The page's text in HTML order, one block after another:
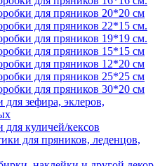
для пряников 20*20 см
для пряников 22*15 см.
для пряников 19*19 см.
для пряников 15*15 см
для пряников 12*20 см
для пряников 25*25 см
для пряников 30*20 см
зефира, эклеров,
куличей/кексов
для пряников, леденцов,